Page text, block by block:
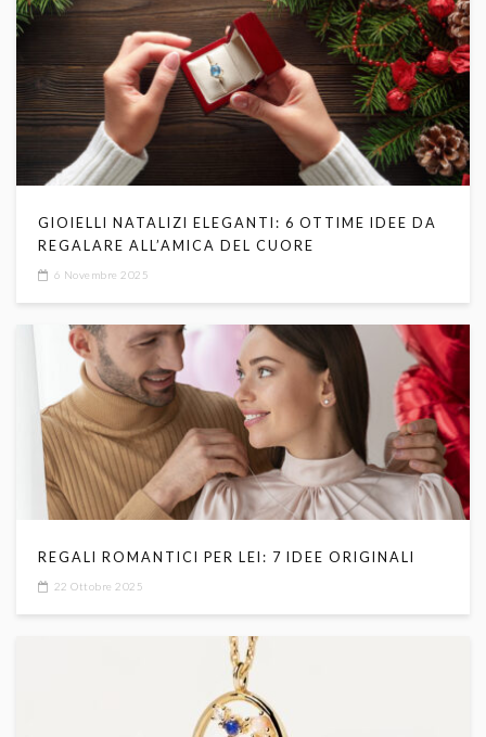
GIOIELLI NATALIZI ELEGANTI: 6 OTTIME IDEE DA
REGALARE ALL’AMICA DEL CUORE
6 Novembre 2025
REGALI ROMANTICI PER LEI: 7 IDEE ORIGINALI
22 Ottobre 2025